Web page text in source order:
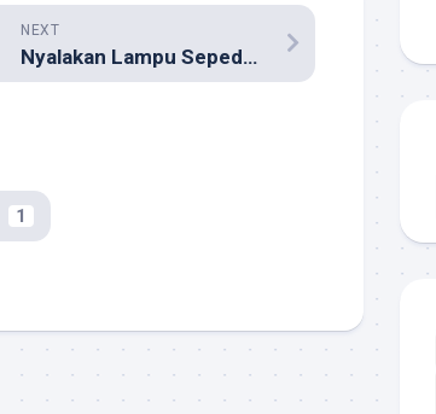
NEXT
Nyalakan Lampu Sepeda Motor di Siang Hari?
1